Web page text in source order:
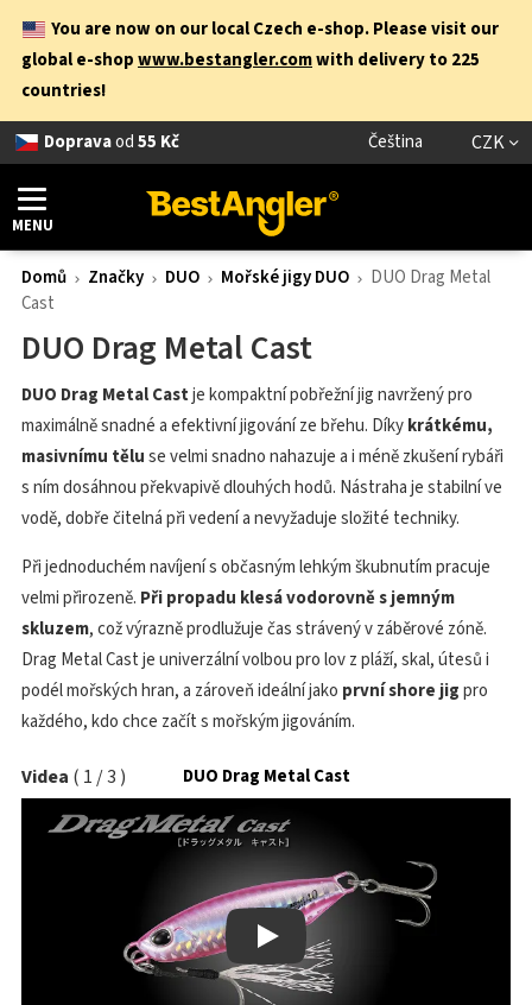
You are now on our local Czech e-shop. Please visit our
global e-shopwww.bestangler.comwith delivery to 225
countries!
Dopravaod55 Kč Čeština CZK
MENU
Domů Značky DUO Mořské jigy DUO
DUO Drag Metal
Cast
Videa ( 1 /3 ) DUO Drag Metal Cast
Play
DUO Drag Metal Cast
DUO Drag Metal Castje kompaktní pobřežní jig navržený pro
maximálně snadné a efektivní jigování ze břehu. Díkykrátkému,
masivnímu těluse velmi snadno nahazuje a i méně zkušení rybáři
s ním dosáhnou překvapivě dlouhých hodů. Nástraha je stabilní ve
vodě, dobře čitelná při vedení a nevyžaduje složité techniky.
Při jednoduchém navíjení s občasným lehkým škubnutím pracuje
velmi přirozeně. Při propadu klesá vodorovně s jemným
skluzem, což výrazně prodlužuje čas strávený v záběrové zóně.
Drag Metal Cast je univerzální volbou pro lov z pláží, skal, útesů i
podél mořských hran, a zároveň ideální jako první shore jigpro
každého, kdo chce začít s mořským jigováním.